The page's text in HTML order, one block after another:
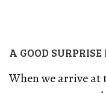
A GOOD
When we arrive